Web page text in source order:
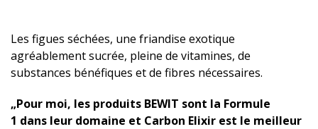
Les figues séchées, une friandise exotique
agréablement sucrée, pleine de vitamines, de
substances bénéfiques et de fibres nécessaires.
„Pour moi, les produits BEWIT sont la Formule
1 dans leur domaine et Carbon Elixir est le meilleur